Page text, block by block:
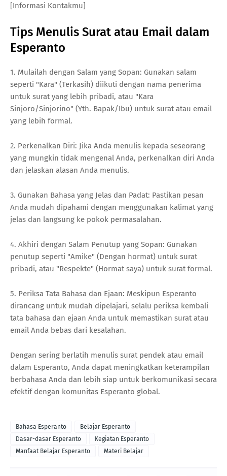
[Informasi Kontakmu]
Tips Menulis Surat atau Email dalam
Esperanto
1. Mulailah dengan Salam yang Sopan: Gunakan salam
seperti "Kara" (Terkasih) diikuti dengan nama penerima
untuk surat yang lebih pribadi, atau "Kara
Sinjoro/Sinjorino" (Yth. Bapak/Ibu) untuk surat atau email
yang lebih formal.
2. Perkenalkan Diri: Jika Anda menulis kepada seseorang
yang mungkin tidak mengenal Anda, perkenalkan diri Anda
dan jelaskan alasan Anda menulis.
3. Gunakan Bahasa yang Jelas dan Padat: Pastikan pesan
Anda mudah dipahami dengan menggunakan kalimat yang
jelas dan langsung ke pokok permasalahan.
4. Akhiri dengan Salam Penutup yang Sopan: Gunakan
penutup seperti "Amike" (Dengan hormat) untuk surat
pribadi, atau "Respekte" (Hormat saya) untuk surat formal.
5. Periksa Tata Bahasa dan Ejaan: Meskipun Esperanto
dirancang untuk mudah dipelajari, selalu periksa kembali
tata bahasa dan ejaan Anda untuk memastikan surat atau
email Anda bebas dari kesalahan.
Dengan sering berlatih menulis surat pendek atau email
dalam Esperanto, Anda dapat meningkatkan keterampilan
berbahasa Anda dan lebih siap untuk berkomunikasi secara
efektif dengan komunitas Esperanto global.
Bahasa Esperanto
Belajar Esperanto
Dasar-dasar Esperanto
Kegiatan Esperanto
Manfaat Belajar Esperanto
Materi Belajar